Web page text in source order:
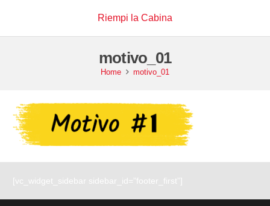
Riempi la Cabina
motivo_01
Home motivo_01
[vc_widget_sidebar sidebar_id=”footer_first”]